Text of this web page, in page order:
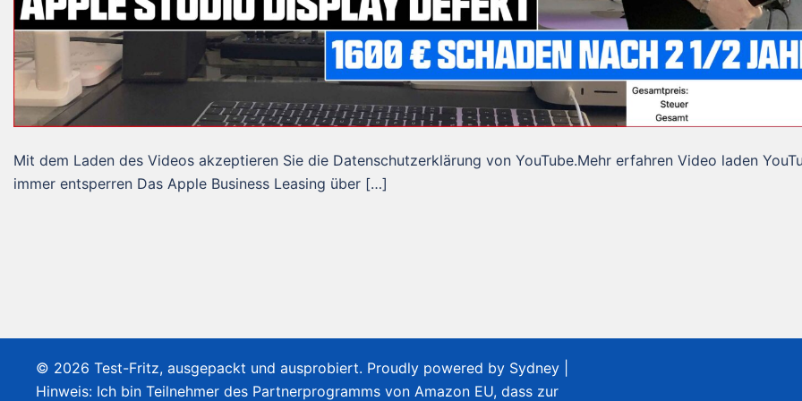
Mit dem Laden des Videos akzeptieren Sie die Datenschutzerklärung von YouTube.Mehr erfahren Video laden
immer entsperren Das Apple Business Leasing über […]
© 2026 Test-Fritz, ausgepackt und ausprobiert. Proudly powered by Sydney
Hinweis: Ich bin Teilnehmer des Partnerprogramms von Amazon EU, dass zur